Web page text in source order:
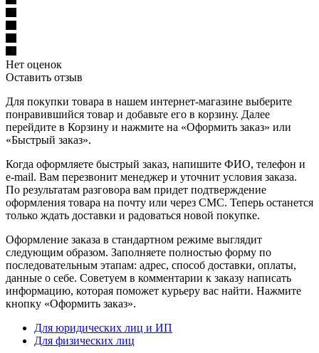
Нет оценок
Оставить отзыв
Для покупки товара в нашем интернет-магазине выберите
понравившийся товар и добавьте его в корзину. Далее
перейдите в Корзину и нажмите на «Оформить заказ» или
«Быстрый заказ».
Когда оформляете быстрый заказ, напишите ФИО, телефон и
e-mail. Вам перезвонит менеджер и уточнит условия заказа.
По результатам разговора вам придет подтверждение
оформления товара на почту или через СМС. Теперь останется
только ждать доставки и радоваться новой покупке.
Оформление заказа в стандартном режиме выглядит
следующим образом. Заполняете полностью форму по
последовательным этапам: адрес, способ доставки, оплаты,
данные о себе. Советуем в комментарии к заказу написать
информацию, которая поможет курьеру вас найти. Нажмите
кнопку «Оформить заказ».
Для юридических лиц и ИП
Для физических лиц